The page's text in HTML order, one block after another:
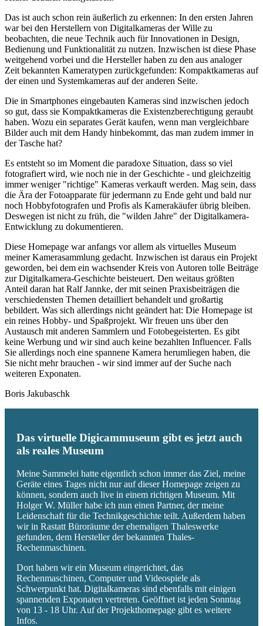
Das ist auch schon rein äußerlich zu erkennen: In den ersten Jahren
war bei den Herstellern von Digitalkameras der Wille zu
beobachten, die neue Technik auch für Innovationen in Design,
Bedienung und Funktionalität zu nutzen. Inzwischen ist diese Phase
weitgehend vorbei und die Hersteller haben zu den aus analoger
Zeit bekannten Kameratypen zurückgefunden: Kompaktkameras auf
der einen und Systemkameras auf der anderen Seite.
Die in Smartphones eingebauten Kameras sind inzwischen jedoch
so gut, dass sie Kompaktkameras die Existenzberechtigung geraubt
haben. Wozu ein separates Gerät kaufen, wenn man vergleichbare
Bilder auch mit dem Handy hinbekommt, das man zudem immer in
der Tasche hat?
Es entsteht so im Moment die paradoxe Situation, dass so viel
fotografiert wird, wie noch nie in der Geschichte - und gleichzeitig
immer weniger "richtige" Kameras verkauft werden. Mag sein, dass
die Ära der Fotoapparate für jedermann zu Ende geht und bald nur
noch Hobbyfotografen und Profis als Kamerakäufer übrig bleiben.
Deswegen ist nicht zu früh, die "wilden Jahre" der Digitalkamera-
Entwicklung zu dokumentieren.
Diese Homepage war anfangs vor allem als virtuelles Museum
meiner Kamerasammlung gedacht. Inzwischen ist daraus ein Projekt
geworden, bei dem ein wachsender Kreis von Autoren tolle Beiträge
zur Digitalkamera-Geschichte beisteuert. Den weitaus größten
Anteil daran hat Ralf Jannke, der mit seinen Praxisbeiträgen die
verschiedensten Themen detailliert behandelt und großartig
bebildert. Was sich allerdings nicht geändert hat: Die Homepage ist
ein reines Hobby- und Spaßprojekt. Wir freuen uns über den
Austausch mit anderen Sammlern und Fotobegeisterten. Es gibt
keine Werbung und wir sind auch keine bezahlten Influencer. Falls
Sie allerdings noch eine spannene Kamera herumliegen haben, die
Sie nicht mehr brauchen - wir sind immer auf der Suche nach
weiteren Exponaten.
Boris Jakubaschk
Das virtuelle Digicammuseum gibt es jetzt auch
als reales Museum
Meine Sammelei hatte eigentlich schon immer das Ziel, meine
Geräte eines Tages nicht nur auf dieser Homepage zeigen zu
können, sondern auch live in einem richtigen Museum. Mit
Holger W. Müller habe ich nun einen Partner, der meine
Leidenschaft für die Technikgeschichte teilt. Außerdem haben
wir in Rastatt Büroräume der ehemaligen Thaleswerke
gefunden, dem Hersteller der bekannten Thales-
Rechenmaschinen.
Dort haben wir ein Museum eingerichtet, das
Rechenmaschinen, Computer und Videospiele als
Schwerpunkt hat. Digitalkameras sind ebenfalls mit einigen
spannenden Exponaten vertreten. Geöffnet ist jeden Sonntag
von 13 - 18 Uhr. Auf der Projekthomepage gibt es weitere
Infos.